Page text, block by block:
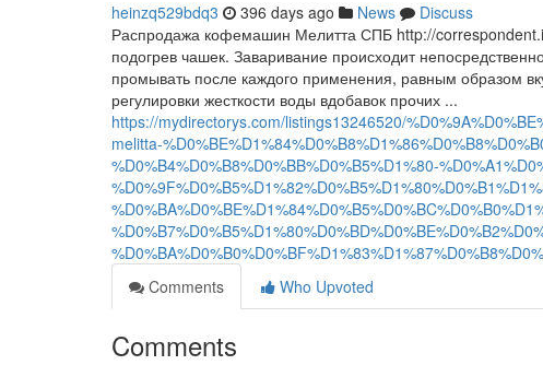
heinzq529bdq3 396 days ago News
Discuss
Распродажа кофемашин Мелитта СПБ http://
подогрев чашек. Заваривание происходит
промывать после каждого применения, равным образом
регулировки жесткости воды вдобавок прочих ...
https://mydirectorys.com/listings13246520/
melitta-
%D0%B4%D0%B8%D0%BB%D0%B5%D1%80-
Comments
Who Upvoted
Comments